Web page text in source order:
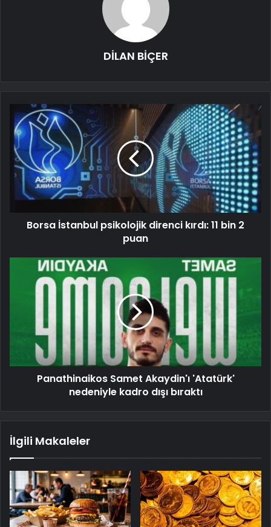
DİLAN BİÇER
Borsa İstanbul psikolojik direnci kırdı: 11 bin 2
puan
Panathinaikos Samet Akaydin'ı 'Atatürk'
nedeniyle kadro dışı bıraktı
İlgili Makaleler